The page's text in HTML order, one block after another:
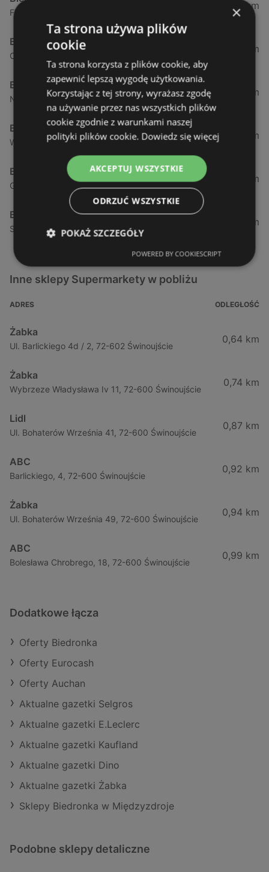
Fińska 4, 72-602 Świnoujście
0,23 km
Biedronka
Chrobrego 9, 72-600 Świnoujście
0,84 km
Biedronka
Nowokarsiborska 2, 72-600 Świnoujście
1,87 km
Biedronka
Wojska Polskiego 16a, 72-600 Świnoujście
2,77 km
Biedronka
Gryfa Pomorskiego, 72-500 Międzyzdroje
12,39 km
Biedronka
Sienkiewicza 32, 72-510 Wolin
24,01 km
Inne sklepy Supermarkety w pobliżu
ADRES ODLEGŁOŚĆ
Żabka
Ul. Barlickiego 4d / 2, 72-602 Świnoujście
0,64 km
Żabka
Wybrzeze Władysława Iv 11, 72-600 Świnoujście
0,74 km
Lidl
Ul. Bohaterów Września 41, 72-600 Świnoujście
0,87 km
ABC
Barlickiego, 4, 72-600 Świnoujście
0,92 km
Żabka
Ul. Bohaterów Września 49, 72-600 Świnoujście
0,94 km
ABC
Bolesława Chrobrego, 18, 72-600 Świnoujście
0,99 km
Dodatkowe łącza
Oferty Biedronka
Oferty Eurocash
Oferty Auchan
Aktualne gazetki Selgros
Aktualne gazetki E.Leclerc
Aktualne gazetki Kaufland
Aktualne gazetki Dino
Aktualne gazetki Żabka
Sklepy Biedronka w Międzyzdroje
Podobne sklepy detaliczne
×
Ta strona używa plików
cookie
Ta strona korzysta z plików cookie, aby
zapewnić lepszą wygodę użytkowania.
Korzystając z tej strony, wyrażasz zgodę
na używanie przez nas wszystkich plików
cookie zgodnie z warunkami naszej
polityki plików cookie. Dowiedz się więcej
AKCEPTUJ WSZYSTKIE
ODRZUĆ WSZYSTKIE
POKAŻ SZCZEGÓŁY
POWERED BY COOKIESCRIPT